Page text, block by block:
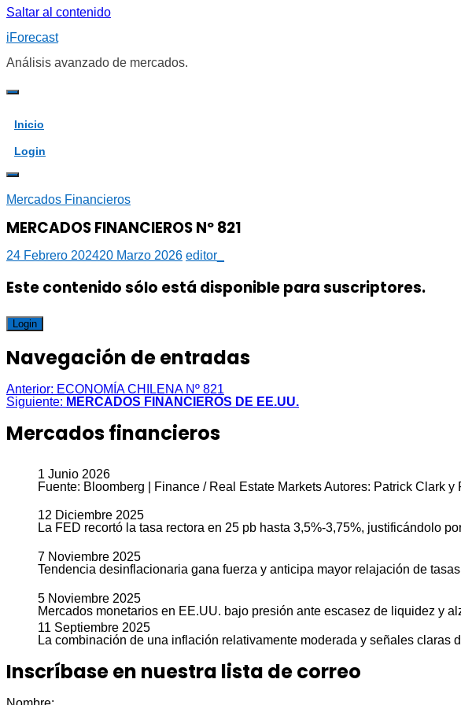
Saltar al contenido
iForecast
Análisis avanzado de mercados.
Inicio
Login
Mercados Financieros
MERCADOS FINANCIEROS Nº 821
24 Febrero 202420 Marzo 2026 editor_
Este contenido sólo está disponible para suscriptores.
Login
Navegación de entradas
Anterior: ECONOMÍA CHILENA Nº 821
Siguiente: MERCADOS FINANCIEROS DE EE.UU.
Mercados financieros
1 Junio 2026
Fuente: Bloomberg | Finance / Real Estate Markets Autores: Patrick Clark y
12 Diciembre 2025
La FED recortó la tasa rectora en 25 pb hasta 3,5%-3,75%, justificándolo
7 Noviembre 2025
Tendencia desinflacionaria gana fuerza y anticipa mayor relajación de
5 Noviembre 2025
Mercados monetarios en EE.UU. bajo presión ante escasez de liquidez y
11 Septiembre 2025
La combinación de una inflación relativamente moderada y señales claras
Inscríbase en nuestra lista de correo